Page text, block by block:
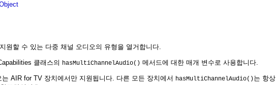
원할 수 있는 다중 채널 오디오의 유형을 열거합니다.
클래스의 hasMultiChannelAudio() 메서드에 대한 매개 변수로 사용합니다.
는 AIR for TV 장치에서만 지원됩니다. 다른 모든 장치에서 hasMultiChannelAudio()는 항상